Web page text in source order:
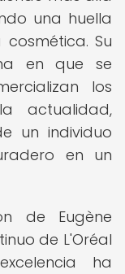
una huella
Su
en que se
los
actualidad,
un individuo
en un
de Eugène
de L'Oréal
ha